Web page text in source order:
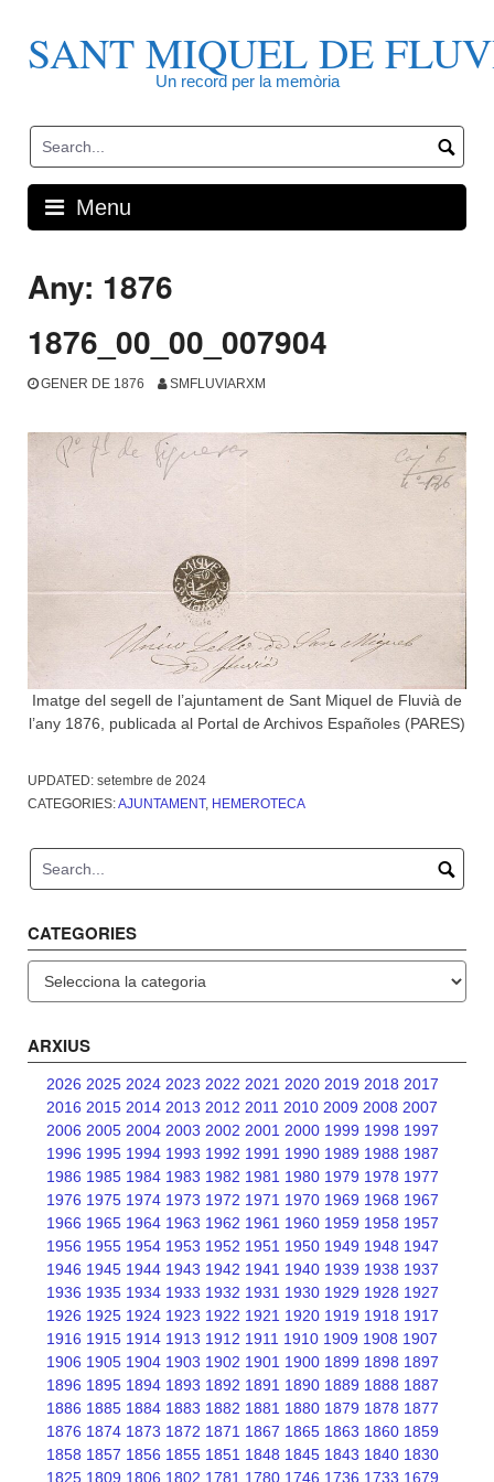
contentSANT MIQUEL DE
Un record per la memòria
Menu
Any: 1876
1876_00_00_007904
GENER DE 1876 SMFLUVIARXM
Imatge del segell de l’ajuntament de Sant Miquel de Fluvià de
l’any 1876, publicada al Portal de Archivos Españoles (PARES)
UPDATED: setembre de 2024
CATEGORIES:AJUNTAMENT, HEMEROTECA
CATEGORIES
ARXIUS
2026 2025 2024 2023 2022 2021 2020 2019 2018 2017
2016 2015 2014 2013 2012 2011 2010 2009 2008 2007
2006 2005 2004 2003 2002 2001 2000 1999 1998 1997
1996 1995 1994 1993 1992 1991 1990 1989 1988 1987
1986 1985 1984 1983 1982 1981 1980 1979 1978 1977
1976 1975 1974 1973 1972 1971 1970 1969 1968 1967
1966 1965 1964 1963 1962 1961 1960 1959 1958 1957
1956 1955 1954 1953 1952 1951 1950 1949 1948 1947
1946 1945 1944 1943 1942 1941 1940 1939 1938 1937
1936 1935 1934 1933 1932 1931 1930 1929 1928 1927
1926 1925 1924 1923 1922 1921 1920 1919 1918 1917
1916 1915 1914 1913 1912 1911 1910 1909 1908 1907
1906 1905 1904 1903 1902 1901 1900 1899 1898 1897
1896 1895 1894 1893 1892 1891 1890 1889 1888 1887
1886 1885 1884 1883 1882 1881 1880 1879 1878 1877
1876 1874 1873 1872 1871 1867 1865 1863 1860 1859
1858 1857 1856 1855 1851 1848 1845 1843 1840 1830
1825 1809 1806 1802 1781 1780 1746 1736 1733 1679